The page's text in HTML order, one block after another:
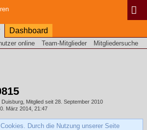
Dashboard
online Team-Mitglieder Mitgliedersuche
Duisburg Mitglied seit 28. September 2010
März 2014, 21:47
Durch die Nutzung unserer Seite